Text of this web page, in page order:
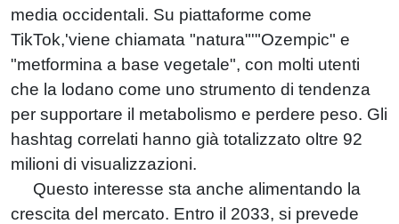
media occidentali. Su piattaforme come
TikTok,'viene chiamata "natura"'"Ozempic" e
"metformina a base vegetale", con molti utenti
che la lodano come uno strumento di tendenza
per supportare il metabolismo e perdere peso. Gli
hashtag correlati hanno già totalizzato oltre 92
milioni di visualizzazioni.
Questo interesse sta anche alimentando la
crescita del mercato. Entro il 2033, si prevede